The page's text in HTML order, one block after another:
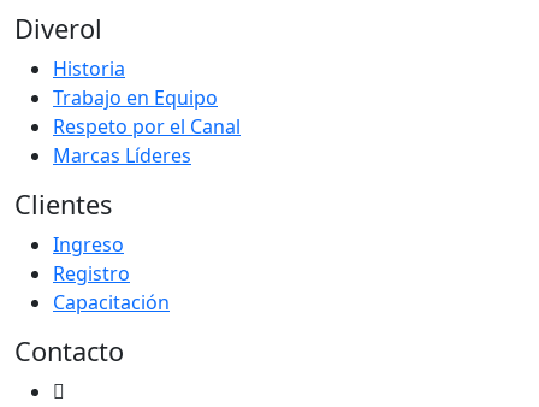
Diverol
Historia
Trabajo en Equipo
Respeto por el Canal
Marcas Líderes
Clientes
Ingreso
Registro
Capacitación
Contacto